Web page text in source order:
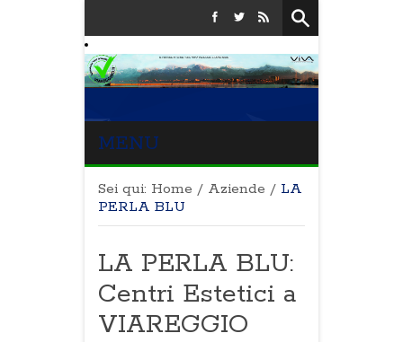
MENU
Sei qui: Home / Aziende / LA
PERLA BLU
LA PERLA BLU:
Centri Estetici a
VIAREGGIO